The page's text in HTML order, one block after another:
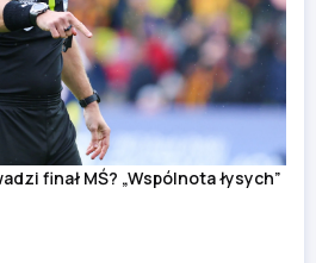
finał MŚ? „Wspólnota łysych”